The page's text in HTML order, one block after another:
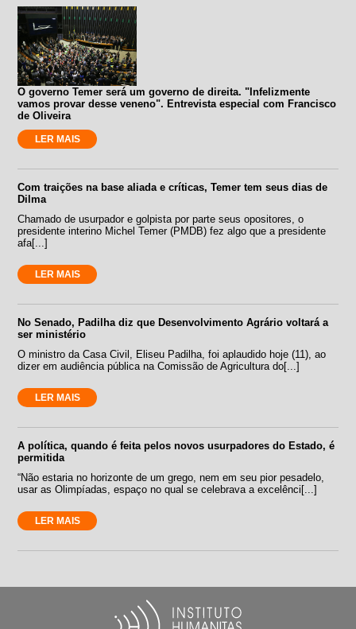
O governo Temer será um governo de direita. "Infelizmente
vamos provar desse veneno". Entrevista especial com Francisco
de Oliveira
LER MAIS
Com traições na base aliada e críticas, Temer tem seus dias de
Dilma
Chamado de usurpador e golpista por parte seus opositores, o
presidente interino Michel Temer (PMDB) fez algo que a presidente
afa[...]
LER MAIS
No Senado, Padilha diz que Desenvolvimento Agrário voltará a
ser ministério
O ministro da Casa Civil, Eliseu Padilha, foi aplaudido hoje (11), ao
dizer em audiência pública na Comissão de Agricultura do[...]
LER MAIS
A política, quando é feita pelos novos usurpadores do Estado, é
permitida
“Não estaria no horizonte de um grego, nem em seu pior pesadelo,
usar as Olimpíadas, espaço no qual se celebrava a excelênci[...]
LER MAIS